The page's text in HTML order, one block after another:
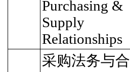
Purchasing &
Supply
Relationships
采购法务与合